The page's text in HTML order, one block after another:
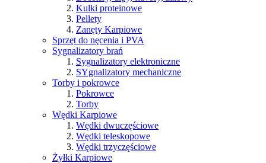
Kulki proteinowe
Pellety
Zanęty Karpiowe
Sprzęt do nęcenia i PVA
Sygnalizatory brań
Sygnalizatory elektroniczne
SYgnalizatory mechaniczne
Torby i pokrowce
Pokrowce
Torby
Wędki Karpiowe
Wędki dwuczęściowe
Wędki teleskopowe
Wędki trzyczęściowe
Żyłki Karpiowe